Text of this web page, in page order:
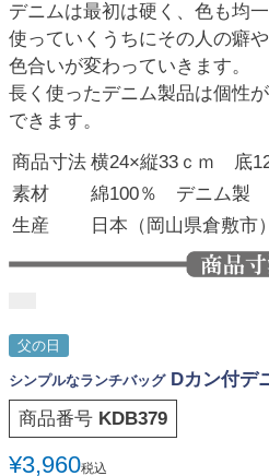
デニムは最初は硬く、色も均
使っていくうちにその人の癖
色合いが変わっていきます。
長く使ったデニム製品は個性
できます。
商品寸法 横24×縦33ｃｍ 底
素材
綿100％ デニム製
生産
日本（岡山県倉敷市）
父の日
シンプルなランチバッグ Dカン付デ
商品番号 KDB379
¥3,960税込